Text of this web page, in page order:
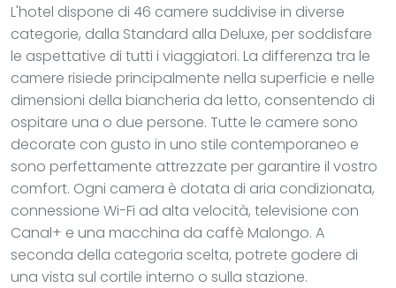
L'hotel dispone di 46 camere suddivise in diverse
categorie, dalla Standard alla Deluxe, per soddisfare
le aspettative di tutti i viaggiatori. La differenza tra le
camere risiede principalmente nella superficie e nelle
dimensioni della biancheria da letto, consentendo di
ospitare una o due persone. Tutte le camere sono
decorate con gusto in uno stile contemporaneo e
sono perfettamente attrezzate per garantire il vostro
comfort. Ogni camera è dotata di aria condizionata,
connessione Wi-Fi ad alta velocità, televisione con
Canal+ e una macchina da caffè Malongo. A
seconda della categoria scelta, potrete godere di
una vista sul cortile interno o sulla stazione.